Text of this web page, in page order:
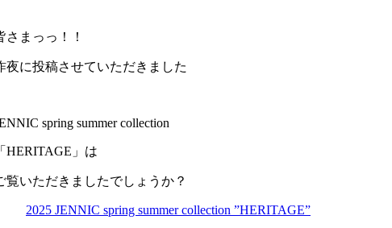
さまっっ！！
夜に投稿させていただきました
spring summer collection
HERITAGE」は
覧いただきましたでしょうか？
2025 JENNIC spring summer collection ”HERITAGE”